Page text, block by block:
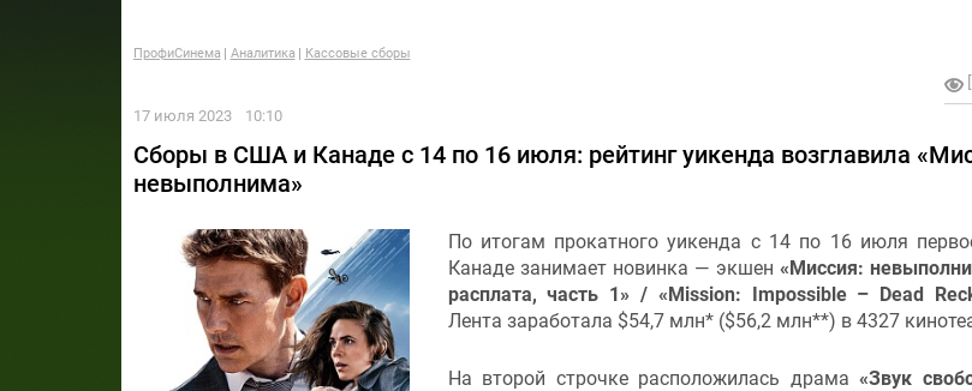
ПрофиСинема Аналитика Кассовые сборы
17 июля 2023 10:10
Сборы в США и Канаде с 14 по 16 июля: рейтинг уикенда возглавила
невыполнима»
По итогам прокатного уикенда с 14 по 16 июля
Канаде занимает новинка — экшен «Миссия:
расплата, часть 1» / «Mission: Impossible – Dead
Лента заработала $54,7 млн* ($56,2 млн**) в 4327
На второй строчке расположилась драма«Звук